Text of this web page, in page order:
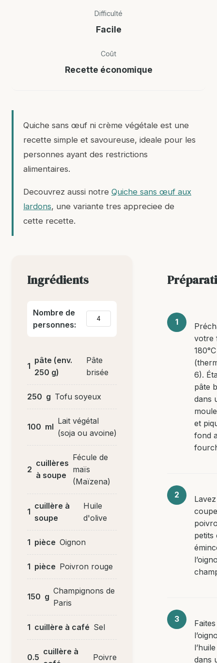
Difficulté
Facile
Coût
Recette économique
Quiche sans œuf ni crème végétale est une
recette simple et savoureuse, ideale pour les
personnes ayant des restrictions
alimentaires.
Decouvrez aussi notre Quiche sans œuf aux
lardons, une variante tres appreciee de
cette recette.
Ingrédients
Nombre de
personnes:
1
pâte (env.
250 g)
Pâte
brisée
250 g Tofu soyeux
100 ml
Lait végétal
(soja ou avoine)
2
cuillères
à soupe
Fécule de
maïs
(Maïzena)
1
cuillère à
soupe
Huile
d'olive
1 pièce Oignon
1 pièce Poivron rouge
150 g
Champignons de
Paris
1 cuillère à café Sel
0.5
cuillère à
Poivre
votre
180°C
6).
pâte
dans
et
fond
petits
dans